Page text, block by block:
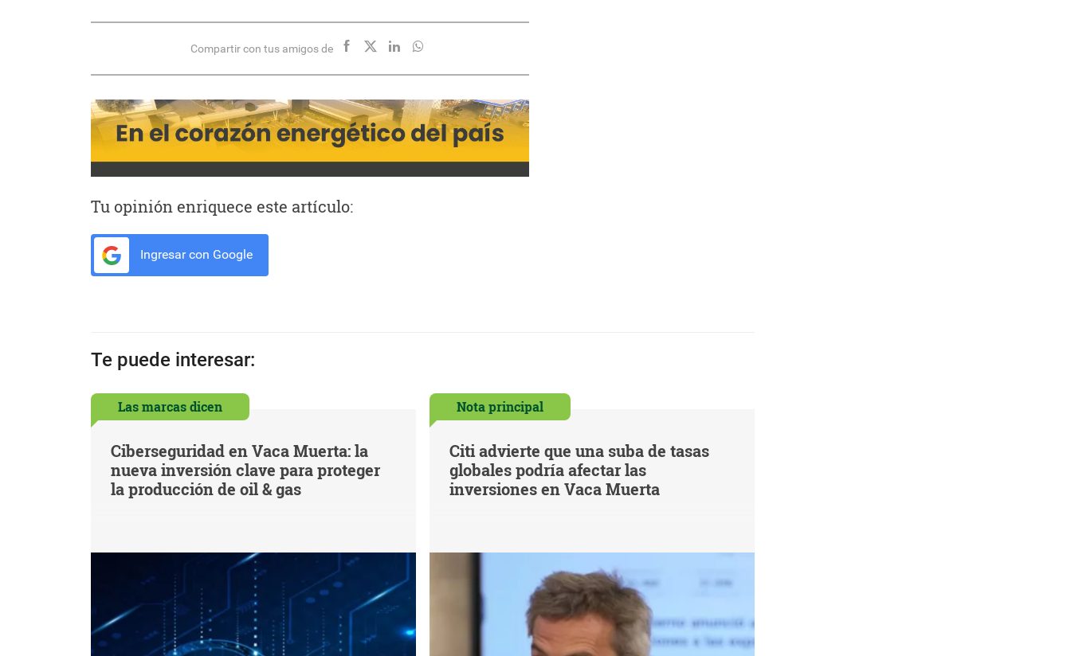
Compartir con tus amigos de
Tu opinión enriquece este artículo:
Ingresar con Google
Te puede interesar:
Las marcas dicen
Ciberseguridad en Vaca Muerta: la
nueva inversión clave para proteger
la producción de oil & gas
Nota principal
Citi advierte que una suba de tasas
globales podría afectar las
inversiones en Vaca Muerta